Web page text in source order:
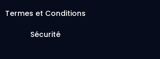
Termes et Conditions
Sécurité